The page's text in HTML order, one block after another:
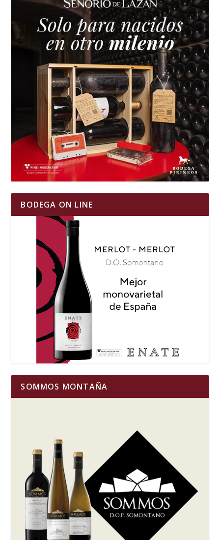
BODEGA ON LINE
SOMMOS MONTAÑA